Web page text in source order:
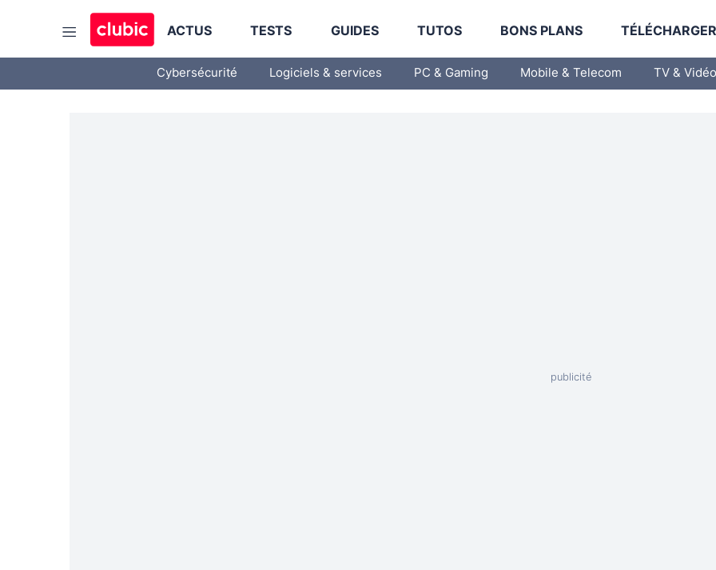
ACTUS TESTS GUIDES TUTOS BONS PLANS
Cybersécurité Logiciels & services PC & Gaming Mobile & Telecom TV & Vidéo